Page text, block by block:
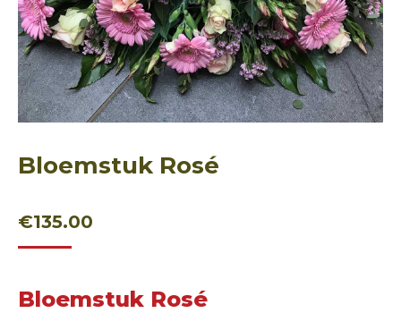
Bloemstuk Rosé
€135.00
Bloemstuk Rosé